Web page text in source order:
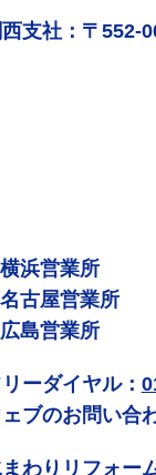
西支社：〒552-
浜営業所
古屋営業所
島営業所
ーダイヤル：
ブのお問い合
わりリフォー